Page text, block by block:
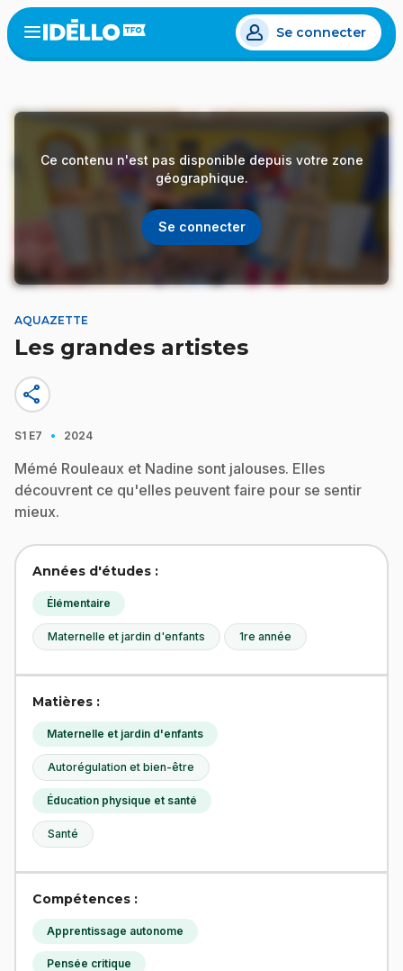
Aller
au
contenu
Open
menu
Se connecter
Ce contenu n'est pas disponible depuis votre zone
géographique.
Se connecter
AQUAZETTE
Les grandes artistes
share
S1 E7 · 2024
Mémé Rouleaux et Nadine sont jalouses. Elles
découvrent ce qu'elles peuvent faire pour se sentir
mieux.
Années d'études :
Élémentaire
Maternelle et jardin d'enfants 1re année
Matières :
Maternelle et jardin d'enfants
Autorégulation et bien-être
Éducation physique et santé
Santé
Compétences :
Apprentissage autonome
Pensée critique